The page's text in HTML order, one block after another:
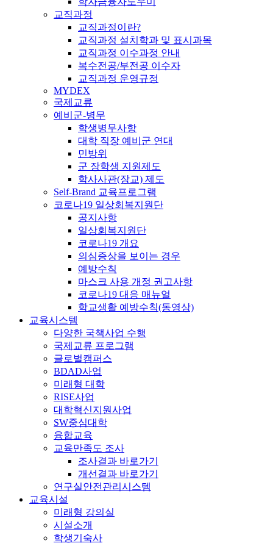
교직과정
교직과정이란?
교직과정 설치학과 및 표시과목
교직과정 이수과정 안내
복수전공/부전공 이수자
교직과정 운영규정
MYDEX
국제교류
예비군-병무
학생병무사항
대학 직장 예비군 연대
민방위
군 장학생 지원제도
학사사관(장교) 제도
Self-Brand 교육프로그램
코로나19 일상회복지원단
공지사항
일상회복지원단
코로나19 개요
의심증상을 보이는 경우
예방수칙
마스크 사용 개정 권고사항
코로나19 대응 매뉴얼
학교생활 예방수칙(동영상)
교육시스템
다양한 국책사업 수행
국제교류 프로그램
글로벌캠퍼스
BDAD사업
미래형 대학
RISE사업
대학혁신지원사업
SW중심대학
융합교육
교육만족도 조사
조사결과 바로가기
개선결과 바로가기
연구실안전관리시스템
교육시설
미래형 강의실
시설소개
학생기숙사